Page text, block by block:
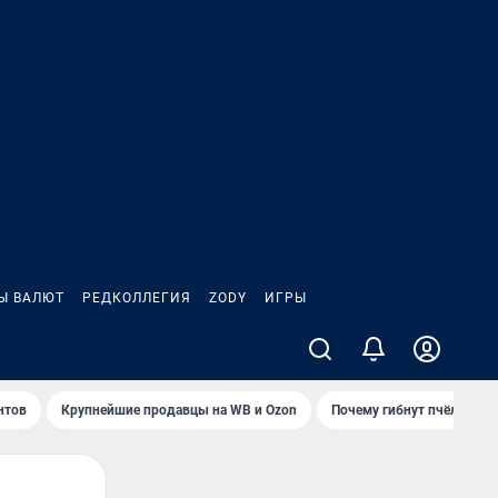
ВАЛЮТ РЕДКОЛЛЕГИЯ ZODY ИГРЫ
Крупнейшие продавцы на WB и Ozon Почему гибнут пчёлы?